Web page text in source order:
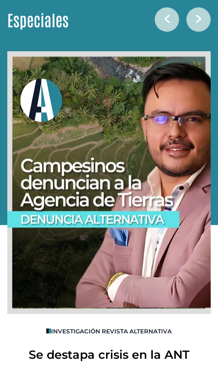
Especiales
INVESTIGACIÓN REVISTA ALTERNATIVA
Se destapa crisis en la ANT